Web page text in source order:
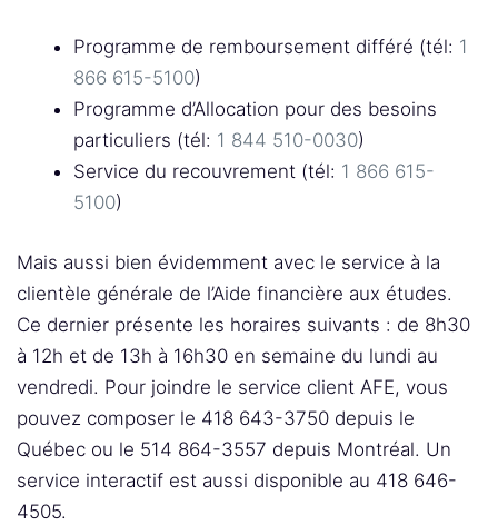
Programme de remboursement différé (tél: 1
866 615-5100)
Programme d’Allocation pour des besoins
particuliers (tél: 1 844 510-0030)
Service du recouvrement (tél: 1 866 615-
5100)
Mais aussi bien évidemment avec le service à la
clientèle générale de l’Aide financière aux études.
Ce dernier présente les horaires suivants : de 8h30
à 12h et de 13h à 16h30 en semaine du lundi au
vendredi. Pour joindre le service client AFE, vous
pouvez composer le 418 643-3750 depuis le
Québec ou le 514 864-3557 depuis Montréal. Un
service interactif est aussi disponible au 418 646-
4505.